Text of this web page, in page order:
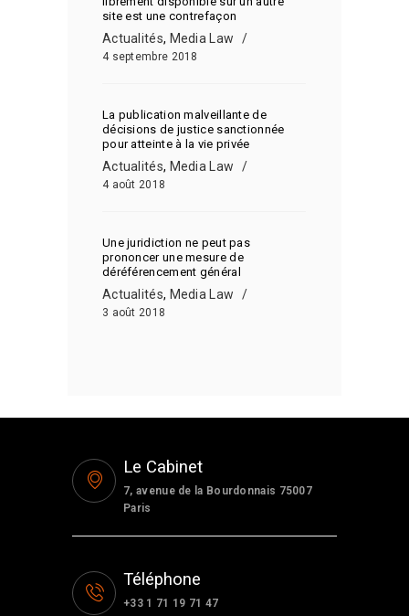
site est une contrefaçon
Actualités, Media Law
4 septembre 2018
La publication malveillante de
décisions de justice sanctionnée
pour atteinte à la vie privée
Actualités, Media Law
4 août 2018
Une juridiction ne peut pas
prononcer une mesure de
déréférencement général
Actualités, Media Law
3 août 2018
Le Cabinet
7, avenue de la Bourdonnais 75007
Paris
Téléphone
+33 1 71 19 71 47